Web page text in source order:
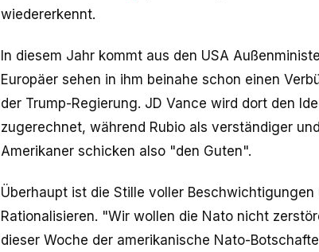
wiedererkennt.
In diesem Jahr kommt aus den USA
Europäer sehen in ihm beinahe schon einen
der Trump-Regierung. JD Vance wird dort den
zugerechnet, während Rubio als verständiger
Amerikaner schicken also "den Guten".
Überhaupt ist die Stille voller
Rationalisieren. "Wir wollen die Nato nicht
dieser Woche der amerikanische Nato-